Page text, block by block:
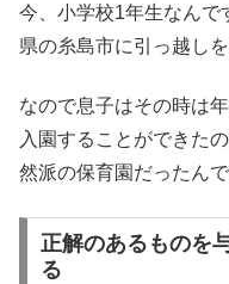
今、小学校1年生なんで
県の糸島市に引っ越し
なので息子はその時は
入園することができた
然派の保育園だったんで
正解のあるものを
る